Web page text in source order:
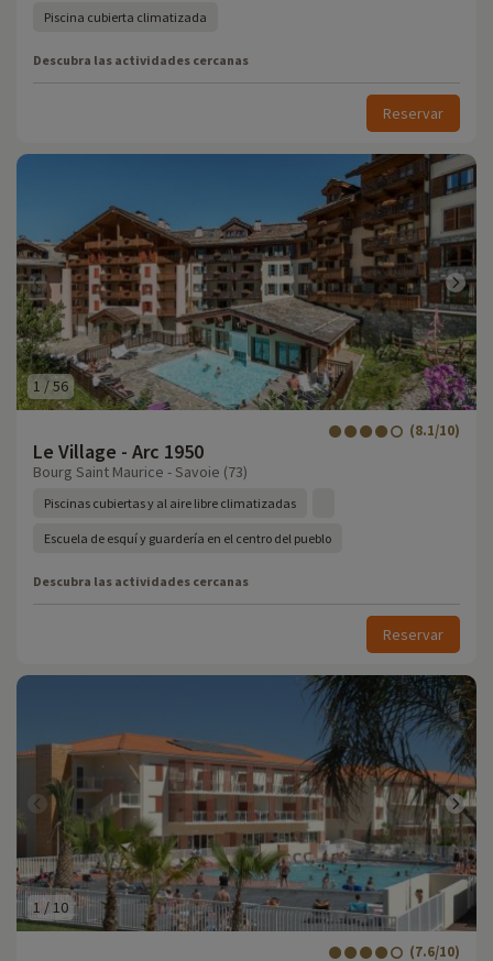
Piscina cubierta climatizada
Descubra las actividades cercanas
Reservar
1 /56
Le Village - Arc 1950
(8.1/10)
Bourg Saint Maurice - Savoie (73)
Piscinas cubiertas y al aire libre climatizadas
Escuela de esquí y guardería en el centro del pueblo
Descubra las actividades cercanas
Reservar
1 / 10
(7.6/10)